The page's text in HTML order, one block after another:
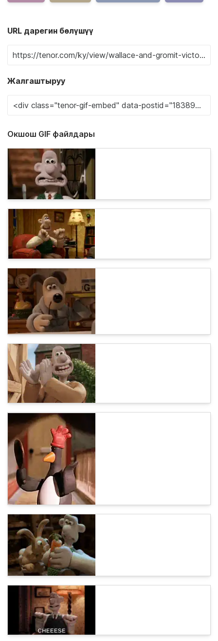
URL дарегин бөлүшүү
Жалгаштыруу
Окшош GIF файлдары